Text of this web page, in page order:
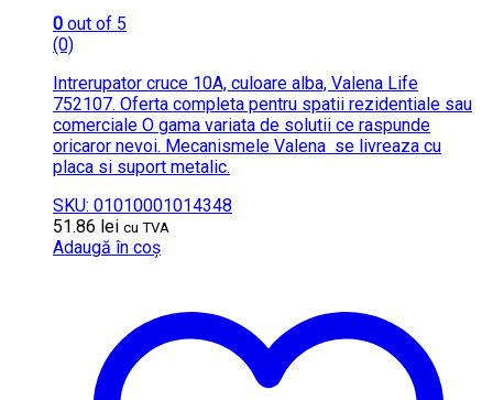
0 out of 5
(0)
Intrerupator cruce 10A, culoare alba, Valena Life
752107. Oferta completa pentru spatii rezidentiale sau
comerciale O gama variata de solutii ce raspunde
oricaror nevoi. Mecanismele Valena se livreaza cu
placa si suport metalic.
SKU: 01010001014348
51.86 lei cu TVA
Adaugă în coș